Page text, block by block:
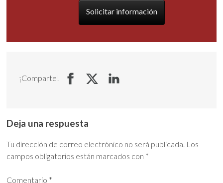
Solicitar información
¡Comparte!
Deja una respuesta
Tu dirección de correo electrónico no será publicada. Los
campos obligatorios están marcados con *
Comentario *